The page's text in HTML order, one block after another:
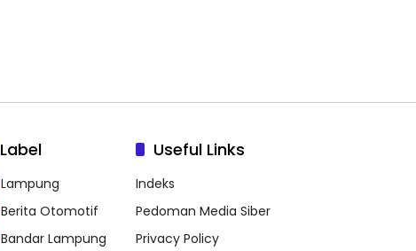
Label
Lampung
Berita Otomotif
Bandar Lampung
Useful Links
Indeks
Pedoman Media Siber
Privacy Policy